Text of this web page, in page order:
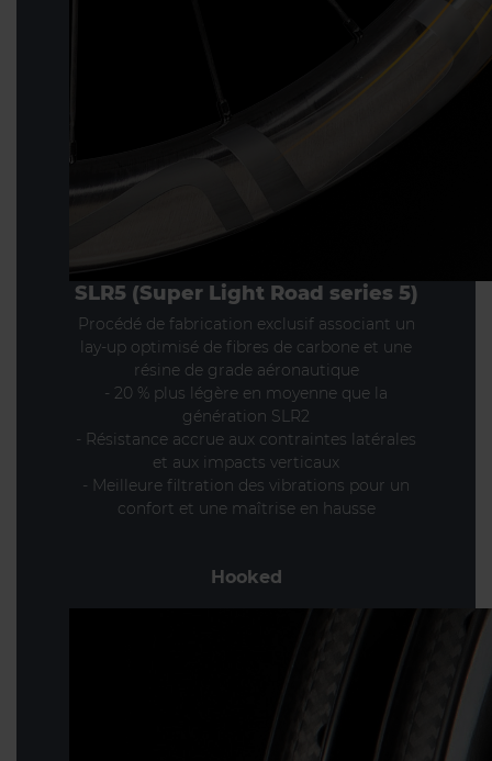
SLR5 (Super Light Road series 5)
Procédé de fabrication exclusif associant un
lay-up optimisé de fibres de carbone et une
résine de grade aéronautique
- 20 % plus légère en moyenne que la
génération SLR2
- Résistance accrue aux contraintes latérales
et aux impacts verticaux
- Meilleure filtration des vibrations pour un
confort et une maîtrise en hausse
Hooked